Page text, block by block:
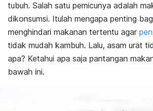
tubuh. Salah satu pemicunya adalah
dikonsumsi. Itulah mengapa penting
menghindari makanan tertentu agar
tidak mudah kambuh. Lalu, asam urat
apa? Ketahui apa saja pantangan
bawah ini.